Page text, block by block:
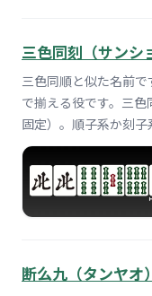
三色同刻（サンシ
三色同順と似た名前
で揃える役です。三
固定）。順子系か刻子
断么九（タンヤオ）